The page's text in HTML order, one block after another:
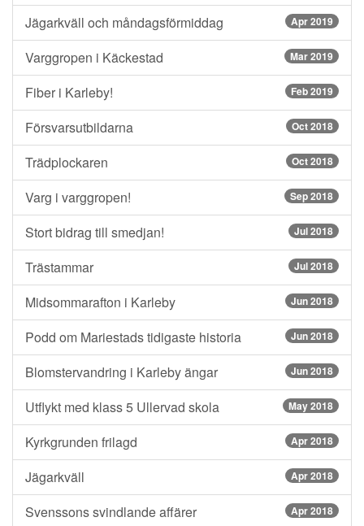
Jägarkväll och måndagsförmiddag Apr 2019
Varggropen i Käckestad Mar 2019
Fiber i Karleby! Feb 2019
Försvarsutbildarna Oct 2018
Trädplockaren Oct 2018
Varg i varggropen! Sep 2018
Stort bidrag till smedjan! Jul 2018
Trästammar Jul 2018
Midsommarafton i Karleby Jun 2018
Podd om Mariestads tidigaste historia Jun 2018
Blomstervandring i Karleby ängar Jun 2018
Utflykt med klass 5 Ullervad skola May 2018
Kyrkgrunden frilagd Apr 2018
Jägarkväll Apr 2018
Svenssons svindlande affärer Apr 2018